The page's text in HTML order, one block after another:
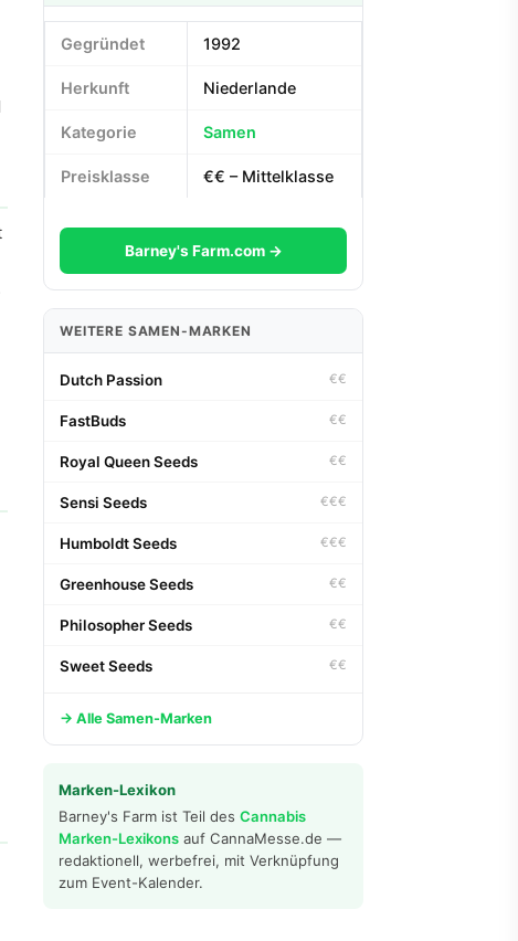
Gegründet 1992
Herkunft Niederlande
Kategorie Samen
Preisklasse €€ – Mittelklasse
Barney's Farm.com →
WEITERE SAMEN-MARKEN
Dutch Passion €€
FastBuds €€
Royal Queen Seeds €€
Sensi Seeds €€€
Humboldt Seeds €€€
Greenhouse Seeds €€
Philosopher Seeds €€
Sweet Seeds €€
→ Alle Samen-Marken
Marken-Lexikon
Barney's Farm ist Teil des Cannabis
Marken-Lexikons auf CannaMesse.de —
redaktionell, werbefrei, mit Verknüpfung
zum Event-Kalender.